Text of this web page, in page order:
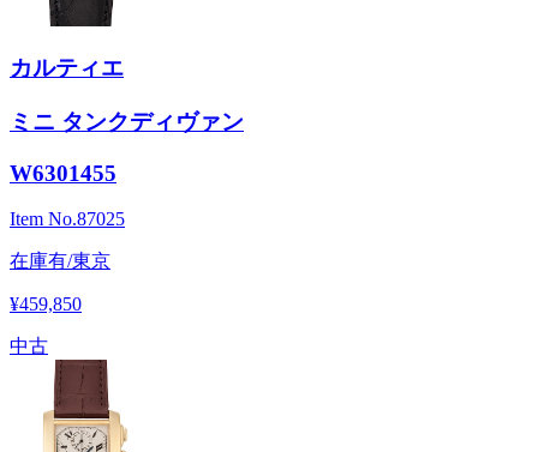
カルティエ
ミニ タンクディヴァン
W6301455
Item No.87025
在庫有/東京
¥459,850
中古